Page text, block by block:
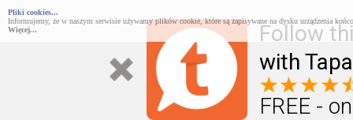
Follow
with
FREE -
Pliki cookies...
Informujemy, że w naszym serwisie używamy plików cookie, które są zapisywane na dysku urządzenia
Więcej...